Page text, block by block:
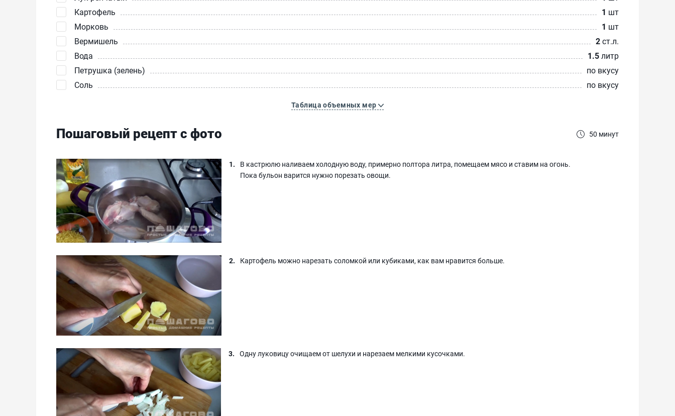
Картофель
1 шт
Морковь
1 шт
Вермишель
2ст.л.
Вода
1.5литр
Петрушка (зелень)
по вкусу
Соль
по вкусу
Таблица объемных мер
Пошаговый рецепт с фото 50 минут
В кастрюлю наливаем холодную воду, примерно полтора литра, помещаем мясо и ставим на огонь.
Пока бульон варится нужно порезать овощи.
Картофель можно нарезать соломкой или кубиками, как вам нравится больше.
Одну луковицу очищаем от шелухи и нарезаем мелкими кусочками.